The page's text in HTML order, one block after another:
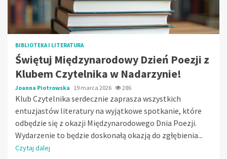
BIBLIOTEKA I LITERATURA
Świętuj Międzynarodowy Dzień Poezji z
Klubem Czytelnika w Nadarzynie!
Joanna Piotrowska 19 marca 2026 286
Klub Czytelnika serdecznie zaprasza wszystkich
entuzjastów literatury na wyjątkowe spotkanie, które
odbędzie się z okazji Międzynarodowego Dnia Poezji.
Wydarzenie to będzie doskonałą okazją do zgłębienia...
Czytaj dalej